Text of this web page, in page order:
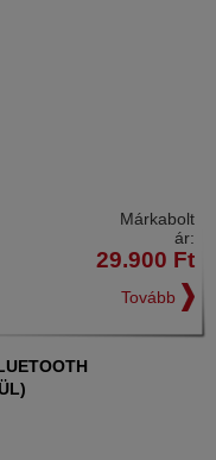
Márkabolt
ár:
29.900 Ft
Tovább